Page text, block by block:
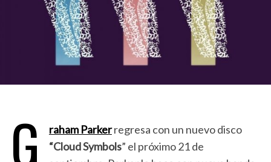
G raham Parkerregresa con un nuevo disco
“Cloud Symbols” el próximo 21 de